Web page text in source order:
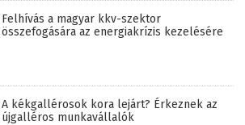
Felhívás a magyar kkv-szektor
összefogására az energiakrízis kezelésére
A kékgallérosok kora lejárt? Érkeznek az
újgalléros munkavállalók